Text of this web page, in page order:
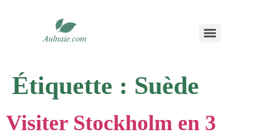
Étiquette : Suède
Visiter Stockholm en 3